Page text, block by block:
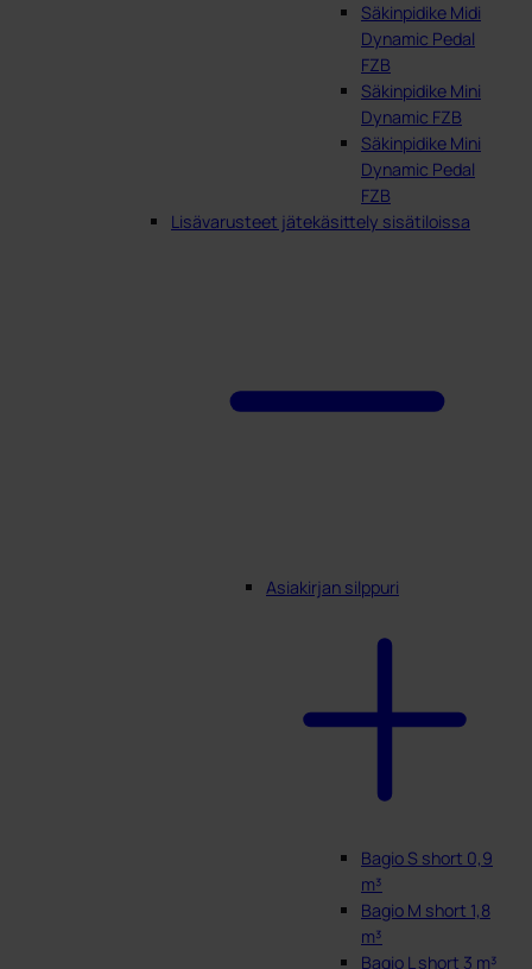
Säkinpidike Midi
Dynamic Pedal
FZB
Säkinpidike Mini
Dynamic FZB
Säkinpidike Mini
Dynamic Pedal
FZB
Lisävarusteet jätekäsittely sisätiloissa
Asiakirjan silppuri
Bagio S short 0,9
m³
Bagio M short 1,8
m³
Bagio L short 3 m³